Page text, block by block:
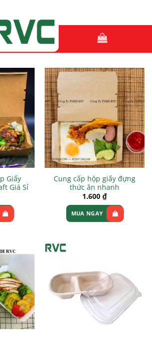
Giấy
Giá Sỉ
Cung cấp hộp giấy đựng
thức ăn nhanh
1.600 ₫
MUA NGAY